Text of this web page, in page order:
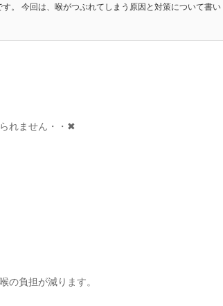
。 今回は、喉がつぶれてしまう原因と対策について書い
れません・・✖
の負担が減ります。